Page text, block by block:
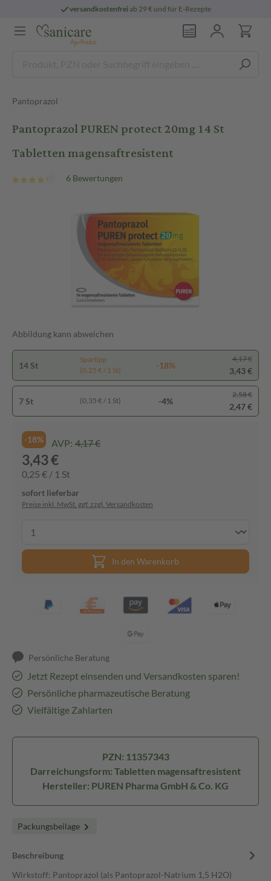
versandkostenfreiab 29 € und für E-Rezepte
Pantoprazol
Pantoprazol PUREN protect 20mg 14 St
Tabletten magensaftresistent
6 Bewertungen
Abbildung kann abweichen
14 St
Spartipp
(0,25 € / 1 St)
-18%
4,17 €
3,43 €
7 St (0,35 € / 1 St) -4%
2,58 €
2,47 €
-18% AVP: 4,17 €
3,43 €
0,25 € / 1 St
sofort lieferbar
Preise inkl. MwSt. ggf. zzgl. Versandkosten
In den Warenkorb
Persönliche Beratung
Jetzt Rezept einsenden und Versandkosten sparen!
Persönliche pharmazeutische Beratung
Vielfältige Zahlarten
PZN: 11357343
Darreichungsform: Tabletten magensaftresistent
Hersteller: PUREN Pharma GmbH & Co. KG
Packungsbeilage
Beschreibung
Wirkstoff: Pantoprazol (als Pantoprazol-Natrium 1,5 H2O)